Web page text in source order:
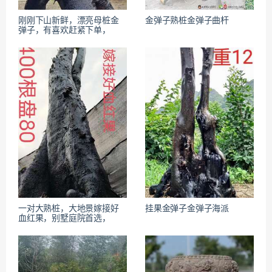
刚刚下山新鲜，漂亮母桩金
弹子，有喜欢赶紧下单，
金弹子熟桩金弹子曲杆
一对大熟桩，大地景嫁接好
血红果，别墅庭院首选，
挂果金弹子金弹子海派